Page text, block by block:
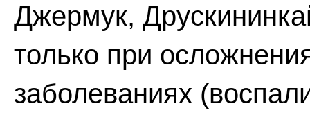
Джермук,
только при
заболеваниях